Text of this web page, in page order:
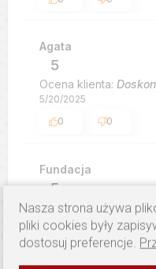
Agata
5
Ocena klienta:
5/20/2025
0
0
Fundacja
5
Ocena klienta:
9/10/2024
0
0
Nasza strona używa
pliki cookies były
dostosuj preferencje.